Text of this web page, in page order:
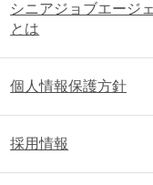
シニアジョブエージ
とは
個人情報保護方針
採用情報